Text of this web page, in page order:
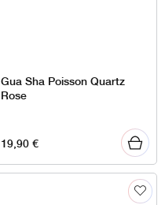
Gua Sha Poisson Quartz
Rose
19,90€